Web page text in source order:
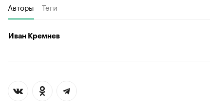
Авторы Теги
Иван Кремнев